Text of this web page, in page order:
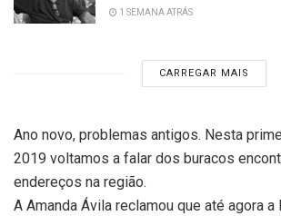
1 SEMANA ATRÁS
CARREGAR MAIS
Ano novo, problemas antigos. Nesta
2019 voltamos a falar dos buracos
endereços na região.
A Amanda Ávila reclamou que até agora